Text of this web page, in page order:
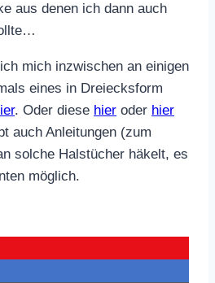
aus denen ich dann auch
mich inzwischen an einigen
eines in Dreiecksform
. Oder diese hier oder hier
auch Anleitungen (zum
solche Halstücher häkelt, es
möglich.